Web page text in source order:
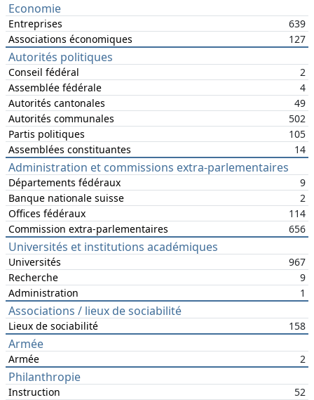
Economie
Entreprises
639
Associations économiques
127
Autorités politiques
Conseil fédéral
2
Assemblée fédérale
4
Autorités cantonales
49
Autorités communales
502
Partis politiques
105
Assemblées constituantes
14
Administration et commissions extra-parlementaires
Départements fédéraux
9
Banque nationale suisse
2
Offices fédéraux
114
Commission extra-parlementaires
656
Universités et institutions académiques
Universités
967
Recherche
9
Administration
1
Associations / lieux de sociabilité
Lieux de sociabilité 158
Armée
Armée 2
Philanthropie
Instruction
52